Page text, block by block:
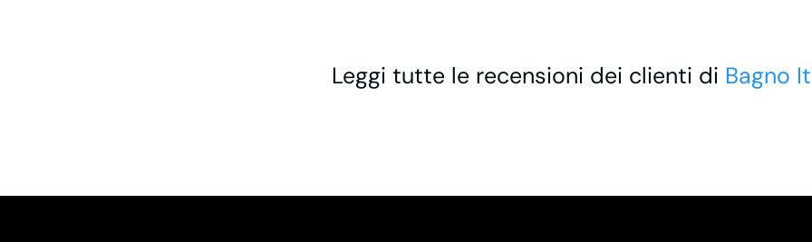
Leggi tutte le recensioni dei clienti di Bagno